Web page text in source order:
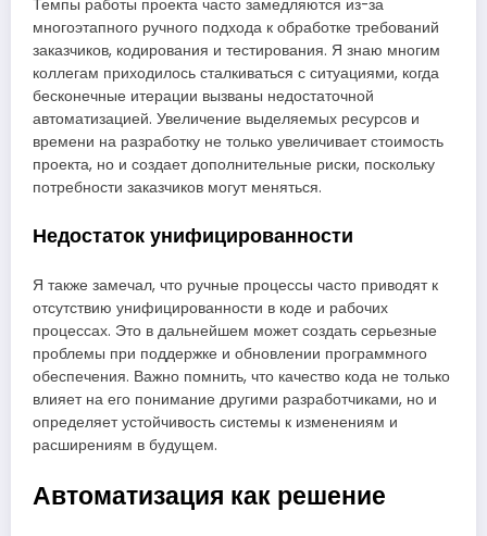
Темпы работы проекта часто замедляются из-за
многоэтапного ручного подхода к обработке требований
заказчиков, кодирования и тестирования. Я знаю многим
коллегам приходилось сталкиваться с ситуациями, когда
бесконечные итерации вызваны недостаточной
автоматизацией. Увеличение выделяемых ресурсов и
времени на разработку не только увеличивает стоимость
проекта, но и создает дополнительные риски, поскольку
потребности заказчиков могут меняться.
Недостаток унифицированности
Я также замечал, что ручные процессы часто приводят к
отсутствию унифицированности в коде и рабочих
процессах. Это в дальнейшем может создать серьезные
проблемы при поддержке и обновлении программного
обеспечения. Важно помнить, что качество кода не только
влияет на его понимание другими разработчиками, но и
определяет устойчивость системы к изменениям и
расширениям в будущем.
Автоматизация как решение